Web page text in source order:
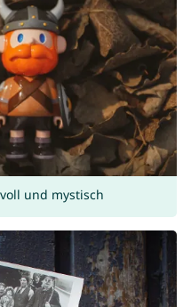
und mystisch